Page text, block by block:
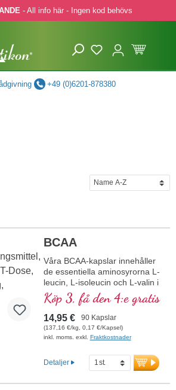
- All info här - Ingen kod behövs
+49 (0)6201-878380
BCAA
Våra BCAA-kapslar innehåller
de essentiella aminosyrorna L-
leucin, L-isoleucin och L-valin i
det optimala förhållandet 2:1:1.
Dessa grenade aminosyror är
viktiga för kroppen och måste
tillföras via kosten. Varje
kapsel ger 1 050 mg rena
tillsatser, idealiskt för veganer
och vegetarianer. Ingredienser
Köp 3, få den 4:e gratis
14,95 € 90 Kapslar
(137,16 €/kg, 0,17 €/Kapsel)
inkl. moms. exkl. Fraktkostnader
Detaljer